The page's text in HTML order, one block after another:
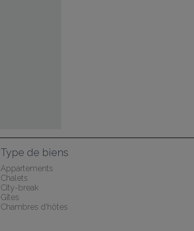
Type de biens
Appartements
Chalets
City-break
Gîtes
Chambres d'hôtes